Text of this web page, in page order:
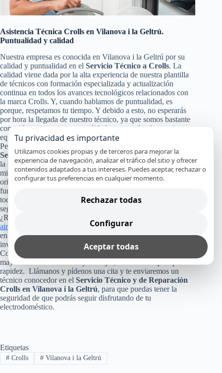
Asistencia Técnica Crolls en Vilanova i la Geltrú.
Puntualidad y calidad
Nuestra empresa es conocida en Vilanova i la Geltrú por su
calidad y puntualidad en el Servicio Técnico a Crolls. La
calidad viene dada por la alta experiencia de nuestra plantilla
de técnicos con formación especializada y actualización
continua en todos los avances tecnológicos relacionados con
la marca Crolls. Y, cuando hablamos de puntualidad, es
porque, respetamos tu tiempo. Y debido a esto, no esperarás
por hora la llegada de nuestro técnico, ya que somos bastante
conocidos por nuestra puntualidad, para poder darte a ti y a tu
equipo Crolls un servicio de calidad en Vilanova i la Geltrú.
Pero no solo con eso nos conformamos nuestra calidad en el
Servicio Técnico y de Reparación Crolls , también pasa por
la certificación de nuestros especialistas, nuestro servicio en el
mismo día en la mayoría de los casos y el uso de recambios
originales Crolls que garanticen que tu aparato continuará
funcionando con alto rendimiento y por mucho tiempo. Y a
todo esto, le damos un broche de oro con nuestra absoluta y
segura garantía por nuestro trabajo.
¿Recuerdas cuánto costó tu refrigerador, lavadora, lavavajillas,
aire acondicionado
o cualquier otro equipo Crolls que tienes
en tu casa, empresa u oficina? Pues, no arriesgues esa
inversión, poniendo tu aparato en manos inexperta.
Consúltanos, ya que como te dijimos arriba, te reparamos
mayormente el mismo día y lo mejor, sin cobro de plus por
rapidez. Llámanos y pídenos una cita y te enviaremos un
técnico conocedor en el Servicio Técnico y de Reparación
Crolls en Vilanova i la Geltrú, para que puedas tener la
seguridad de que podrás seguir disfrutando de tu
electrodoméstico.
Etiquetas
#Crolls #Vilanova i la Geltrú
Tu privacidad es importante
Utilizamos cookies propias y de terceros para mejorar la
experiencia de navegación, analizar el tráfico del sitio y ofrecer
contenidos adaptados a tus intereses. Puedes aceptar, rechazar o
configurar tus preferencias en cualquier momento.
Rechazar todas
Configurar
Aceptar todas